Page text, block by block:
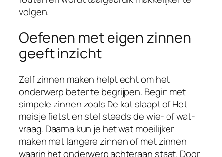
volgen.
Oefenen met eigen zinnen
geeft inzicht
Zelf zinnen maken helpt echt om het
onderwerp beter te begrijpen. Begin met
simpele zinnen zoals De kat slaapt of Het
meisje fietst en stel steeds de wie- of wat-
vraag. Daarna kun je het wat moeilijker
maken met langere zinnen of met zinnen
waarin het onderwerp achteraan staat. Door